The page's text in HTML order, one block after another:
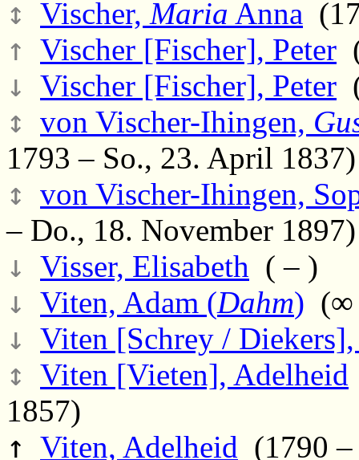
↕ Vischer, Maria Anna
↑ Vischer [Fischer], Peter
↓ Vischer [Fischer], Peter
↕ von Vischer-Ihingen,
1793 – So., 23. April 1837)
↕ von Vischer-Ihingen,
– Do., 18. November 1897)
↓ Visser, Elisabeth ( – )
↓ Viten, Adam (Dahm) (∞
↓ Viten [Schrey /
↕ Viten [Vieten], Adelheid
1857)
↑ Viten, Adelheid (1790